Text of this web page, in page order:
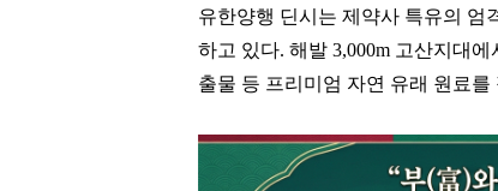
유한양행 딘시는 제약사 특유의 엄
하고 있다. 해발 3,000m 고산지대
출물 등 프리미엄 자연 유래 원료를